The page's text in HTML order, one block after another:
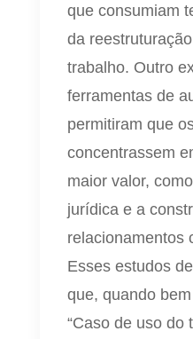
que consumiam
da
trabalho. Outro
ferramentas de
permitiram que
concentrassem
maior valor,
jurídica e a
relacionamentos
Esses estudos
que, quando
“Caso de uso do